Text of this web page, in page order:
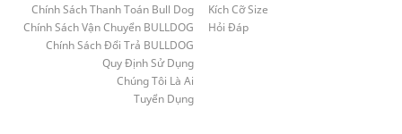
Chính Sách Thanh Toán Bull Dog
Chính Sách Vận Chuyển BULLDOG
Chính Sách Đổi Trả BULLDOG
Quy Định Sử Dụng
Chúng Tôi Là Ai
Tuyển Dụng
Kích Cỡ Size
Hỏi Đáp